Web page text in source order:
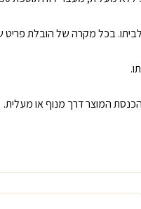
לביתו. בכל מקרה של הובלת
המוצר דרך מנוף או מעלית.